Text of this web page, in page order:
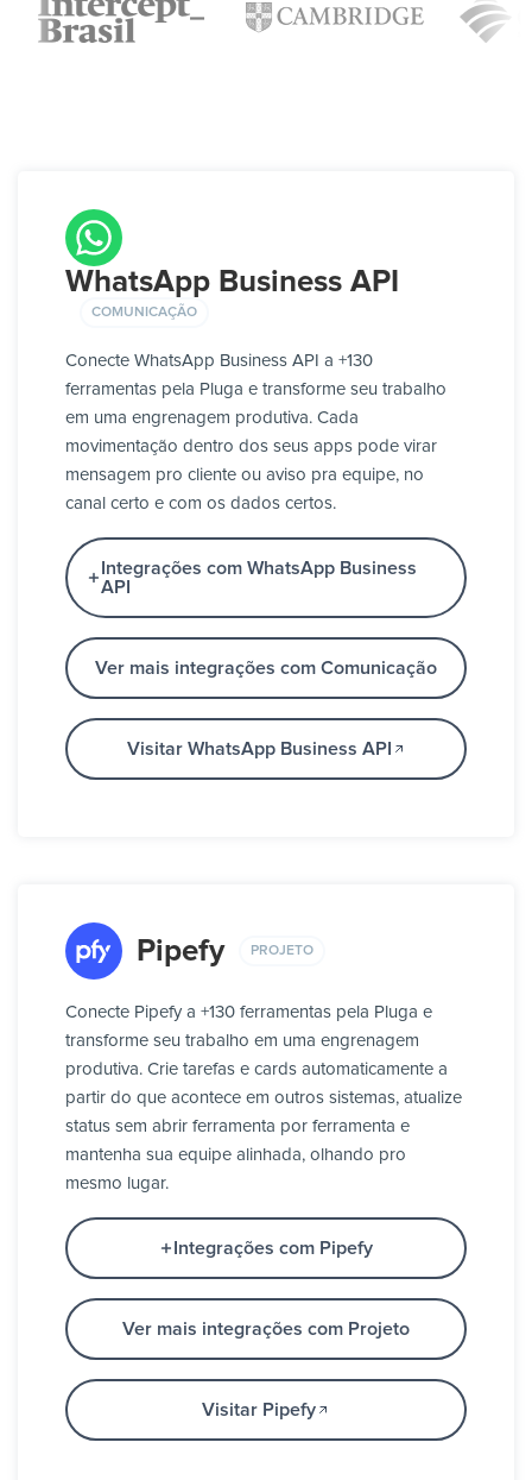
WhatsApp Business API
COMUNICAÇÃO
Conecte WhatsApp Business API a +130
ferramentas pela Pluga e transforme seu trabalho
em uma engrenagem produtiva. Cada
movimentação dentro dos seus apps pode virar
mensagem pro cliente ou aviso pra equipe, no
canal certo e com os dados certos.
Integrações com WhatsApp Business
API
Ver mais integrações com Comunicação
Visitar WhatsApp Business API
Pipefy PROJETO
Conecte Pipefy a +130 ferramentas pela Pluga e
transforme seu trabalho em uma engrenagem
produtiva. Crie tarefas e cards automaticamente a
partir do que acontece em outros sistemas, atualize
status sem abrir ferramenta por ferramenta e
mantenha sua equipe alinhada, olhando pro
mesmo lugar.
Integrações com Pipefy
Ver mais integrações com Projeto
Visitar Pipefy